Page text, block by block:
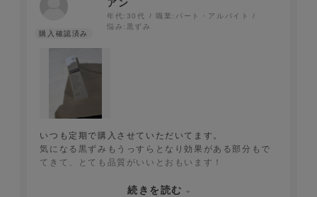
アン
年代: 30代 職業:パート・アルバイト
悩み: 黒ずみ
いつも定期で購入させていただいてます。
気になる黒ずみもうっすらとなり効果がある部分もで
てきて、とても品質がいいとおもいます！
ないと出ないことがあり、不満がありました。
続きを読む